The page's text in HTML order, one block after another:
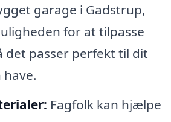
garage i Gadstrup,
for at tilpasse
det passer perfekt til dit
Fagfolk kan hjælpe